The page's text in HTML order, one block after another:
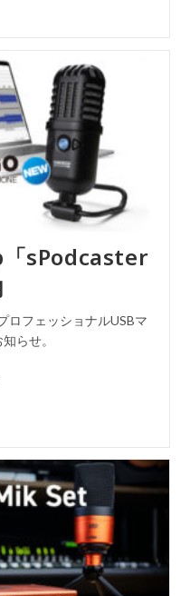
「sPodcaster
ロフェッショナルUSBマ
らせ。